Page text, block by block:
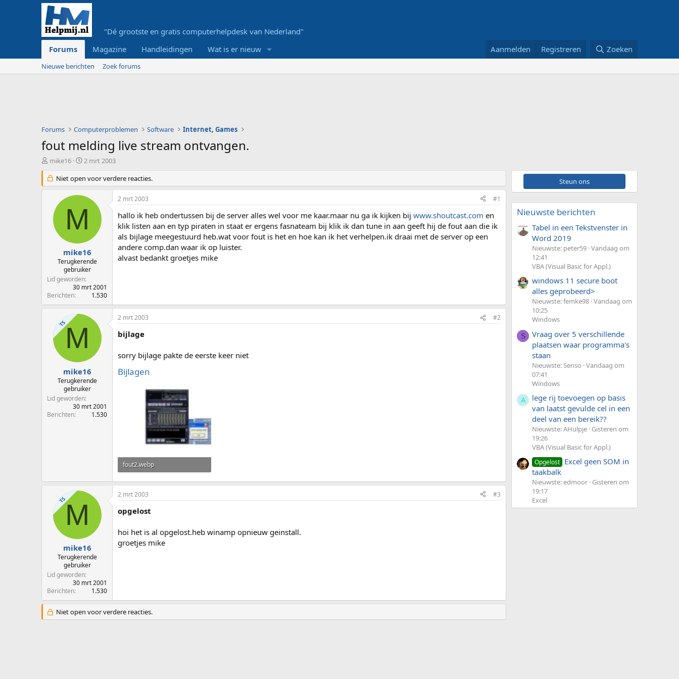
"Dé grootste en gratis computerhelpdesk van Nederland"
Forums
Magazine Handleidingen Wat is er nieuw Aanmelden Registreren Zoeken
Nieuwe berichten Zoek forums
Forums Computerproblemen Software Internet, Games
fout melding live stream ontvangen.
O
d
e
t
r
mike16
S
a
r
t
a
m
2 mrt 2003
Niet open voor verdere reacties.
M
mike16
Terugkerende
gebruiker
Lid geworden
30 mrt 2001
Berichten
1.530
2 mrt 2003 #1
hallo ik heb ondertussen bij de server alles wel voor me kaar.maar nu ga ik kijken bij www.shoutcast.com en
klik listen aan en typ piraten in staat er ergens fasnateam bij klik ik dan tune in aan geeft hij de fout aan die ik
als bijlage meegestuurd heb.wat voor fout is het en hoe kan ik het verhelpen.ik draai met de server op een
andere comp.dan waar ik op luister.
alvast bedankt groetjes mike
TSM
mike16
Terugkerende
gebruiker
Lid geworden
30 mrt 2001
Berichten
1.530
2 mrt 2003 #2
bijlage
sorry bijlage pakte de eerste keer niet
Bijlagen
fout2.webp
28,9 KB · Weergaven: 25
TSM
mike16
Terugkerende
gebruiker
Lid geworden
30 mrt 2001
Berichten
1.530
2 mrt 2003 #3
opgelost
hoi het is al opgelost.heb winamp opnieuw geinstall.
groetjes mike
Niet open voor verdere reacties.
Steun ons
Nieuwste berichten
Tabel in een Tekstvenster in
Word 2019
Nieuwste: peter59 Vandaag om
12:41
VBA (Visual Basic for Appl.)
windows 11 secure boot
alles geprobeerd>
Nieuwste: femke98 Vandaag om
10:25
Windows
S
Vraag over 5 verschillende
plaatsen waar programma's
staan
Nieuwste: Senso Vandaag om
07:41
Windows
A
lege rij toevoegen op basis
van laatst gevulde cel in een
deel van een bereik??
Nieuwste: AHulpje Gisteren om
19:26
VBA (Visual Basic for Appl.)
Opgelost Excel geen SOM in
taakbalk
Nieuwste: edmoor Gisteren om
19:17
Excel